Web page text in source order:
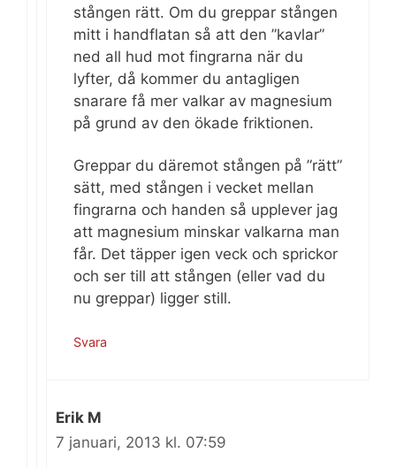
stången rätt. Om du greppar stången
mitt i handflatan så att den ”kavlar”
ned all hud mot fingrarna när du
lyfter, då kommer du antagligen
snarare få mer valkar av magnesium
på grund av den ökade friktionen.
Greppar du däremot stången på ”rätt”
sätt, med stången i vecket mellan
fingrarna och handen så upplever jag
att magnesium minskar valkarna man
får. Det täpper igen veck och sprickor
och ser till att stången (eller vad du
nu greppar) ligger still.
Svara
Erik M
7 januari, 2013 kl. 07:59